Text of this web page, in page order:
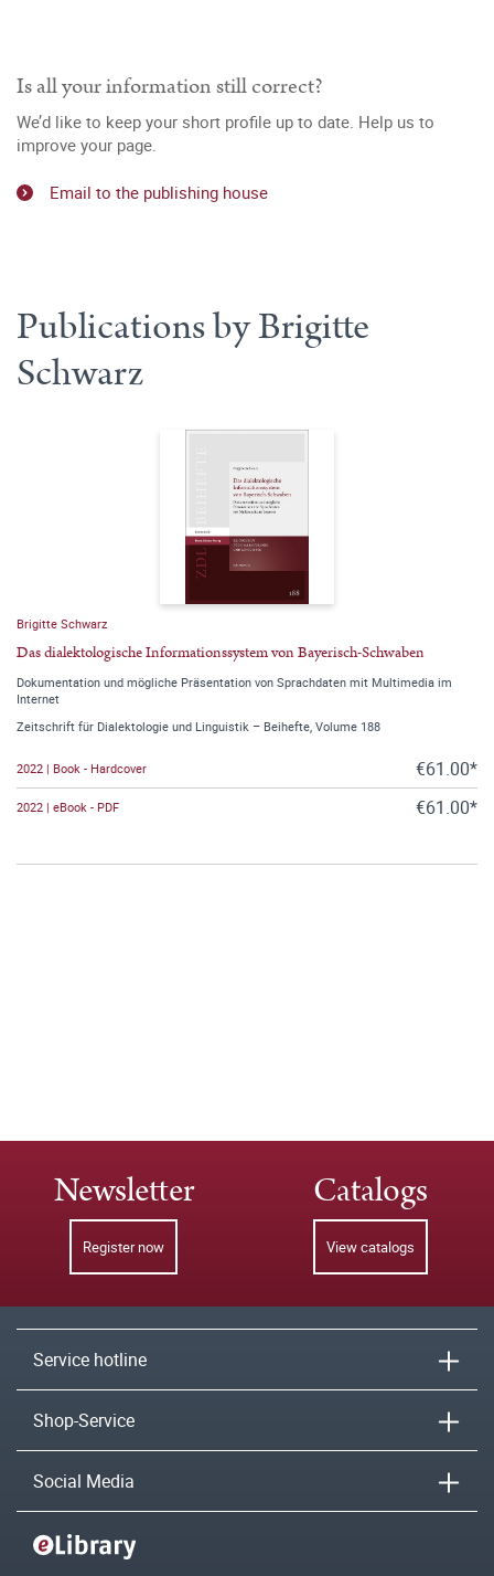
Is all your information still correct?
We’d like to keep your short profile up to date. Help us to
improve your page.
Email to the publishing house
Publications by Brigitte
Schwarz
Brigitte Schwarz
Das dialektologische Informationssystem von Bayerisch-Schwaben
Dokumentation und mögliche Präsentation von Sprachdaten mit Multimedia im
Internet
Zeitschrift für Dialektologie und Linguistik – Beihefte, Volume 188
2022 | Book - Hardcover €61.00*
2022 | eBook - PDF €61.00*
Newsletter
Register now
Catalogs
View catalogs
Service hotline
Shop-Service
Social Media